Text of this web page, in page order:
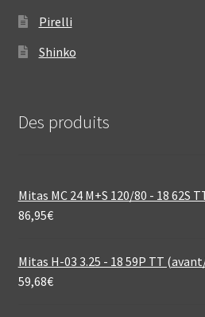
Pirelli
Shinko
Des produits
Mitas MC 24 M+S 120/80 - 18 62S
86,95€
Mitas H-03 3.25 - 18 59P TT
59,68€